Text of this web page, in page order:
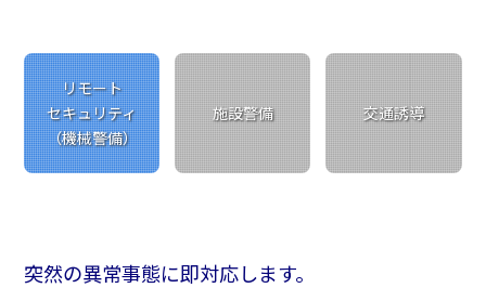
リモート
セキュリティ
（機械警備）
施設警備 交通誘導
突然の異常事態に即対応します。